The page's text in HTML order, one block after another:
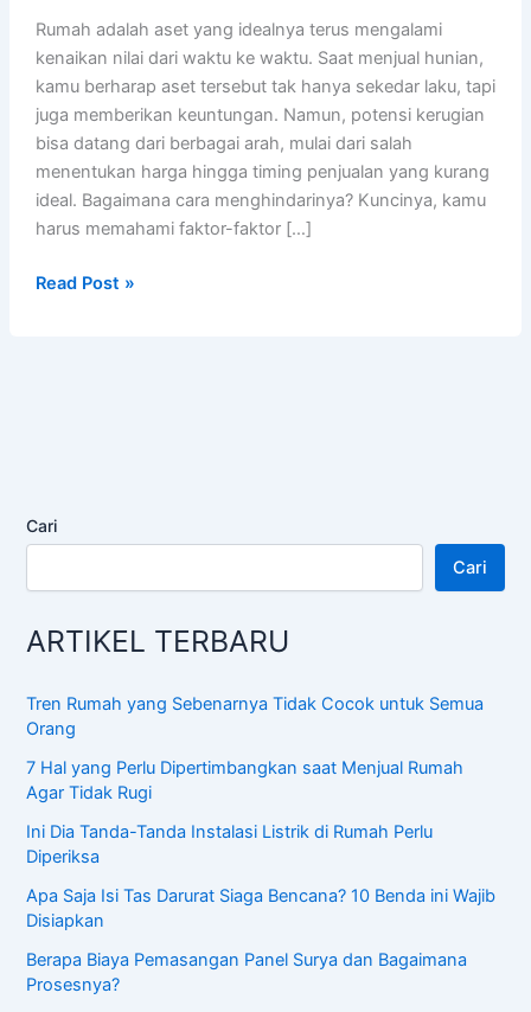
Rumah adalah aset yang idealnya terus mengalami
kenaikan nilai dari waktu ke waktu. Saat menjual hunian,
kamu berharap aset tersebut tak hanya sekedar laku, tapi
juga memberikan keuntungan. Namun, potensi kerugian
bisa datang dari berbagai arah, mulai dari salah
menentukan harga hingga timing penjualan yang kurang
ideal. Bagaimana cara menghindarinya? Kuncinya, kamu
harus memahami faktor-faktor […]
7
Tidak
Read Post »
Cari
Cari
ARTIKEL TERBARU
Tren Rumah yang Sebenarnya Tidak Cocok untuk Semua
Orang
7 Hal yang Perlu Dipertimbangkan saat Menjual Rumah
Agar Tidak Rugi
Ini Dia Tanda-Tanda Instalasi Listrik di Rumah Perlu
Diperiksa
Apa Saja Isi Tas Darurat Siaga Bencana? 10 Benda ini Wajib
Disiapkan
Berapa Biaya Pemasangan Panel Surya dan Bagaimana
Prosesnya?